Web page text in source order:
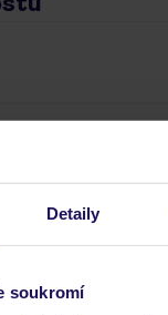
Detaily
soukromí